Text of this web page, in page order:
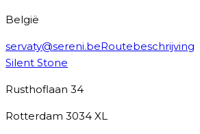
België
servaty@sereni.beRoutebeschrijving
Silent Stone
Rusthoflaan 34
Rotterdam 3034 XL